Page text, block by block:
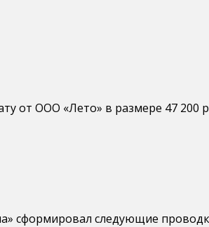
от ООО «Лето» в размере 47 200
сформировал следующие